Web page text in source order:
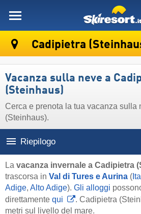
Cadipietra
Vacanza sulla neve a
(Steinhaus)
Cerca e prenota la tua vacanza sulla
(Steinhaus).
Riepilogo
La vacanza invernale a Cadipietra
trascorsa in Val di Tures e Aurina (
Adige, Alto Adige). Gli alloggi
direttamente qui
. Cadipietra
metri sul livello del mare.